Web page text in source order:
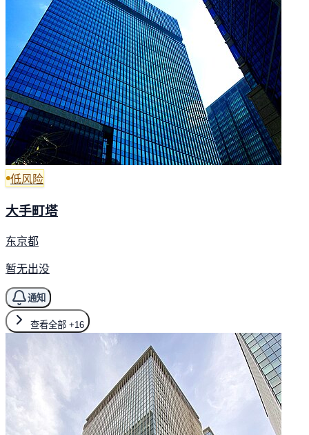
低风险
大手町塔
东京都
暂无出没
通知
查看全部 +16